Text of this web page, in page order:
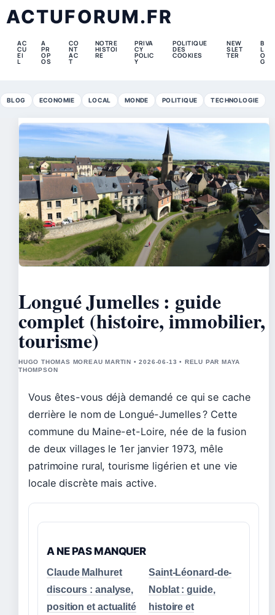
ACTUFORUM.FR
AC
CU
EI
L
A
PR
OP
OS
CO
NT
AC
T
NOTRE
HISTOI
RE
PRIVA
CY
POLIC
Y
POLITIQUE
DES
COOKIES
NEW
SLET
TER
B
L
O
G
BLOG ECONOMIE LOCAL MONDE POLITIQUE TECHNOLOGIE
Longué Jumelles : guide
complet (histoire, immobilier,
tourisme)
HUGO THOMAS MOREAU MARTIN • 2026-06-13 • RELU PAR MAYA
THOMPSON
Vous êtes-vous déjà demandé ce qui se cache
derrière le nom de Longué-Jumelles ? Cette
commune du Maine-et-Loire, née de la fusion
de deux villages le 1er janvier 1973, mêle
patrimoine rural, tourisme ligérien et une vie
locale discrète mais active.
A NE PAS MANQUER
Claude Malhuret
discours : analyse,
position et actualité
Saint-Léonard-de-
Noblat : guide,
histoire et